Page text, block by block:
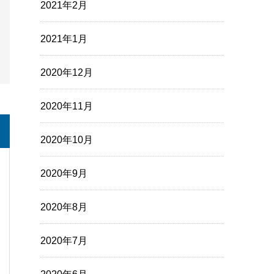
2021年2月
2021年1月
2020年12月
2020年11月
2020年10月
2020年9月
2020年8月
2020年7月